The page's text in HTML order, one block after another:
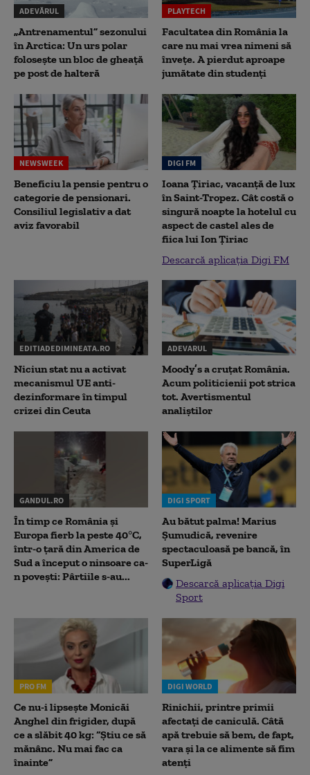
ADEVĂRUL
„Antrenamentul” sezonului
în Arctica: Un urs polar
folosește un bloc de gheață
pe post de halteră
PLAYTECH
Facultatea din România la
care nu mai vrea nimeni să
înveţe. A pierdut aproape
jumătate din studenţi
NEWSWEEK
Beneficiu la pensie pentru o
categorie de pensionari.
Consiliul legislativ a dat
aviz favorabil
DIGI FM
Ioana Țiriac, vacanță de lux
în Saint-Tropez. Cât costă o
singură noapte la hotelul cu
aspect de castel ales de
fiica lui Ion Țiriac
Descarcă aplicația Digi FM
EDITIADEDIMINEATA.RO
Niciun stat nu a activat
mecanismul UE anti-
dezinformare în timpul
crizei din Ceuta
ADEVARUL
Moody’s a cruțat România.
Acum politicienii pot strica
tot. Avertismentul
analiștilor
GANDUL.RO
În timp ce România și
Europa fierb la peste 40°C,
într-o țară din America de
Sud a început o ninsoare ca-
n povești: Pârtiile s-au...
DIGI SPORT
Au bătut palma! Marius
Șumudică, revenire
spectaculoasă pe bancă, în
SuperLigă
Descarcă aplicația Digi
Sport
PRO FM
Ce nu-i lipsește Monicăi
Anghel din frigider, după
ce a slăbit 40 kg: “Știu ce să
mănânc. Nu mai fac ca
înainte”
DIGI WORLD
Rinichii, printre primii
afectați de caniculă. Câtă
apă trebuie să bem, de fapt,
vara și la ce alimente să fim
atenți